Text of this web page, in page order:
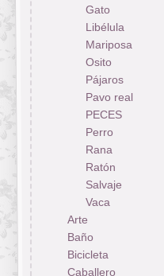
Gato
Libélula
Mariposa
Osito
Pájaros
Pavo real
PECES
Perro
Rana
Ratón
Salvaje
Vaca
Arte
Baño
Bicicleta
Caballero